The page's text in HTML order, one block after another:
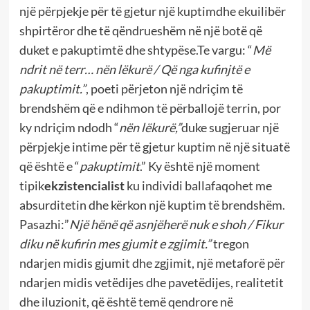
një përpjekje për të gjetur një kuptimdhe ekuilibër
shpirtëror dhe të qëndrueshëm në një botë që
duket e pakuptimtë dhe shtypëse.Te vargu: “Më
ndrit në terr… nën lëkurë / Që nga kufinjtë e
pakuptimit.”, poeti përjeton një ndriçim të
brendshëm që e ndihmon të përballojë terrin, por
ky ndriçim ndodh “nën lëkurë,”duke sugjeruar një
përpjekje intime për të gjetur kuptim në një situatë
që është e “pakuptimit.” Ky është një moment
tipikekzistencialistku individi ballafaqohet me
absurditetin dhe kërkon një kuptim të brendshëm.
Pasazhi:”Një hënë që asnjëherë nuk e shoh / Fikur
diku në kufirin mes gjumit e zgjimit.”tregon
ndarjen midis gjumit dhe zgjimit, një metaforë për
ndarjen midis vetëdijes dhe pavetëdijes, realitetit
dhe iluzionit, që është temë qendrore në